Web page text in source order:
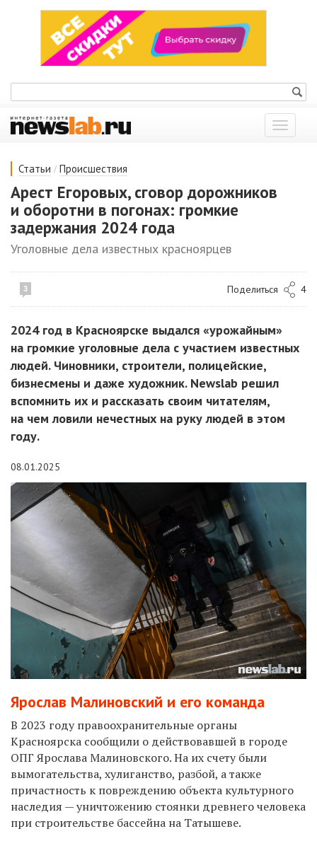
Показать
меню
Статьи / Происшествия
Арест Егоровых, сговор дорожников
и оборотни в погонах: громкие
задержания 2024 года
Уголовные дела известных красноярцев
3 Поделиться 4
2024 год в Красноярске выдался «урожайным»
на громкие уголовные дела с участием известных
людей. Чиновники, строители, полицейские,
бизнесмены и даже художник. Newslab решил
вспомнить их и рассказать своим читателям,
на чем ловили нечестных на руку людей в этом
году.
08.01.2025
Ярослав Малиновский и его команда
В 2023 году правоохранительные органы
Красноярска сообщили о действовавшей в городе
ОПГ Ярослава Малиновского. На их счету были
вымогательства, хулиганство, разбой, а также
причастность к повреждению объекта культурного
наследия — уничтожению стоянки древнего человека
при строительстве бассейна на Татышеве.